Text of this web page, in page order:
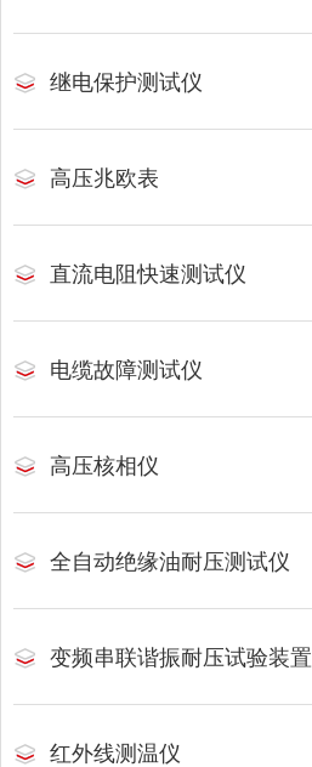
继电保护测试仪
高压兆欧表
直流电阻快速测试仪
电缆故障测试仪
高压核相仪
全自动绝缘油耐压测试仪
变频串联谐振耐压试验装置
红外线测温仪